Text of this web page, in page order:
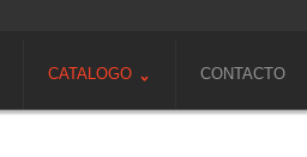
CATALOGO CONTACTO